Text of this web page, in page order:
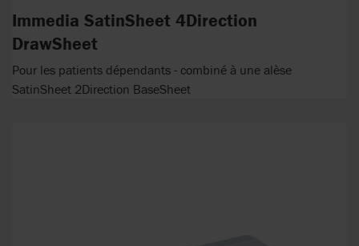
Immedia SatinSheet 4Direction
DrawSheet
Pour les patients dépendants - combiné à une alèse
SatinSheet 2Direction BaseSheet